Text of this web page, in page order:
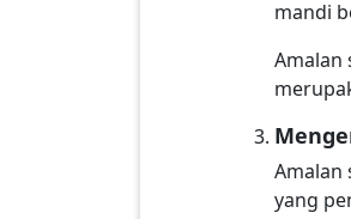
mandi
Amalan
Amalan
yang